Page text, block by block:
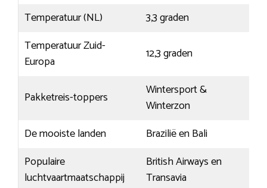
Temperatuur (NL)
3,3 graden
Temperatuur Zuid-
Europa
12,3 graden
Pakketreis-toppers
Wintersport &
Winterzon
De mooiste landen
Brazilië en Bali
Populaire
luchtvaartmaatschappij
British Airways en
Transavia